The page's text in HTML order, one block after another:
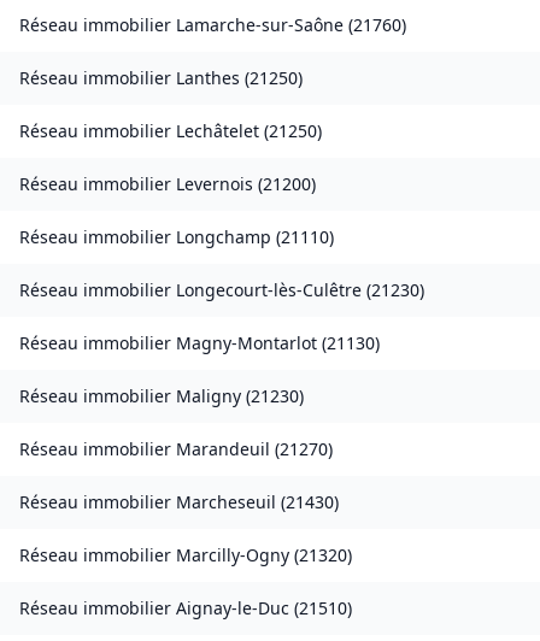
Réseau immobilier Lamarche-sur-Saône (21760)
Réseau immobilier Lanthes (21250)
Réseau immobilier Lechâtelet (21250)
Réseau immobilier Levernois (21200)
Réseau immobilier Longchamp (21110)
Réseau immobilier Longecourt-lès-Culêtre (21230)
Réseau immobilier Magny-Montarlot (21130)
Réseau immobilier Maligny (21230)
Réseau immobilier Marandeuil (21270)
Réseau immobilier Marcheseuil (21430)
Réseau immobilier Marcilly-Ogny (21320)
Réseau immobilier Aignay-le-Duc (21510)